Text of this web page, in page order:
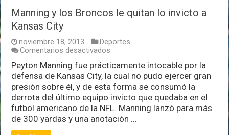
Manning y los Broncos le quitan lo invicto a
Kansas City
noviembre 18, 2013
Deportes
Comentarios desactivados
y
los
Broncos
le
quitan
lo
invicto
Peyton Manning fue prácticamente intocable por la
defensa de Kansas City, la cual no pudo ejercer gran
presión sobre él, y de esta forma se consumó la
derrota del último equipo invicto que quedaba en el
futbol americano de la NFL. Manning lanzó para más
de 300 yardas y una anotación …